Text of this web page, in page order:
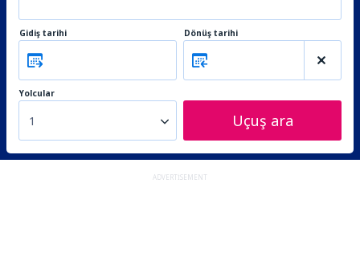
Gidiş tarihi Dönüş tarihi
Yolcular
1 Uçuş ara
ADVERTISEMENT